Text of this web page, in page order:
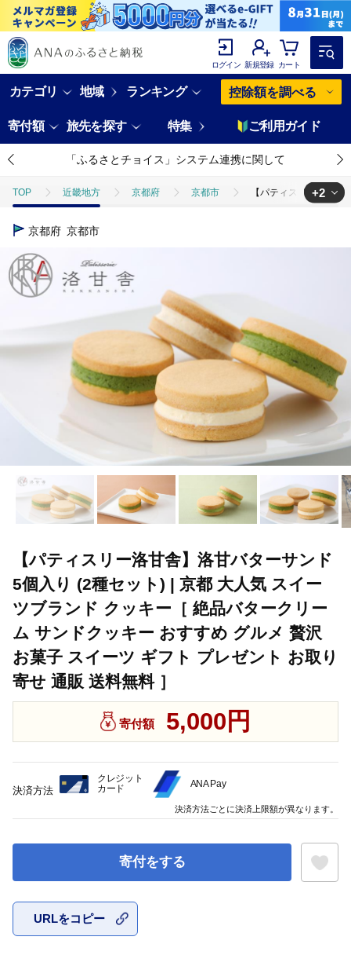
ログイン 新規登録 カート
カテゴリ 地域 ランキング 控除額を調べる
寄付額 旅先を探す 特集 ご利用ガイド
「ふるさとチョイス」システム連携に関して
TOP 近畿地方 京都府 京都市 【パティスリー洛甘
TOP
TOP
+2
京都府 京都市
【パティスリー洛甘舎】洛甘バターサンド
5個入り (2種セット) | 京都 大人気 スイー
ツブランド クッキー［ 絶品バタークリー
ム サンドクッキー おすすめ グルメ 贅沢
お菓子 スイーツ ギフト プレゼント お取り
寄せ 通販 送料無料 ］
寄付額 5,000円
寄付をする
URLをコピー
決済方法
クレジット
カード
ANA Pay
決済方法ごとに決済上限額が異なります。